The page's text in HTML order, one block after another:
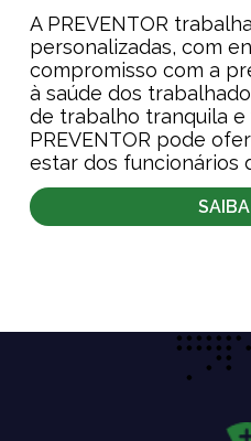
A PREVENTOR
personalizadas, com
compromisso com a
à saúde dos
de trabalho tranquila e
PREVENTOR pode
estar dos funcionários